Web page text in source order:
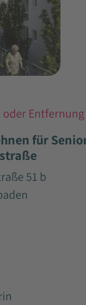
Entfernung
für
51 b